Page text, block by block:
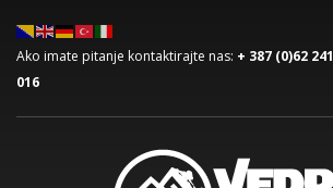
Ako imate pitanje kontaktirajte nas: + 387 (0)62 241
016